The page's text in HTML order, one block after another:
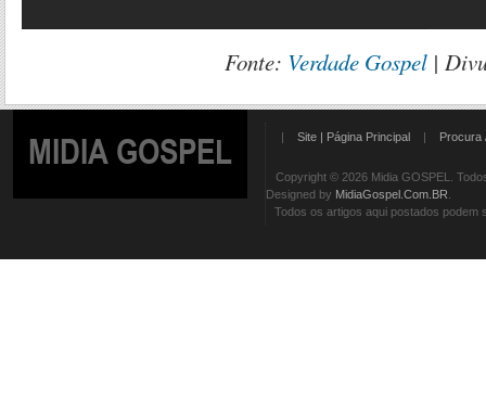
Fonte: Verdade Gospel |
MIDIA GOSPEL | Site | Página Principal | Procura
Copyright © 2026 Midia GOSPEL.
Designed by MidiaGospel.Com.BR
Todos os artigos aqui postados podem